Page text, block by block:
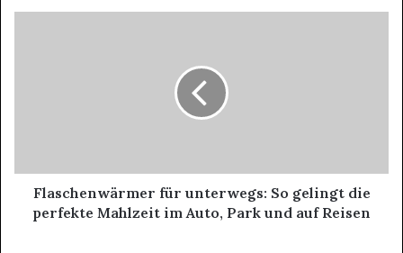
Flaschenwärmer für unterwegs: So gelingt die
perfekte Mahlzeit im Auto, Park und auf Reisen